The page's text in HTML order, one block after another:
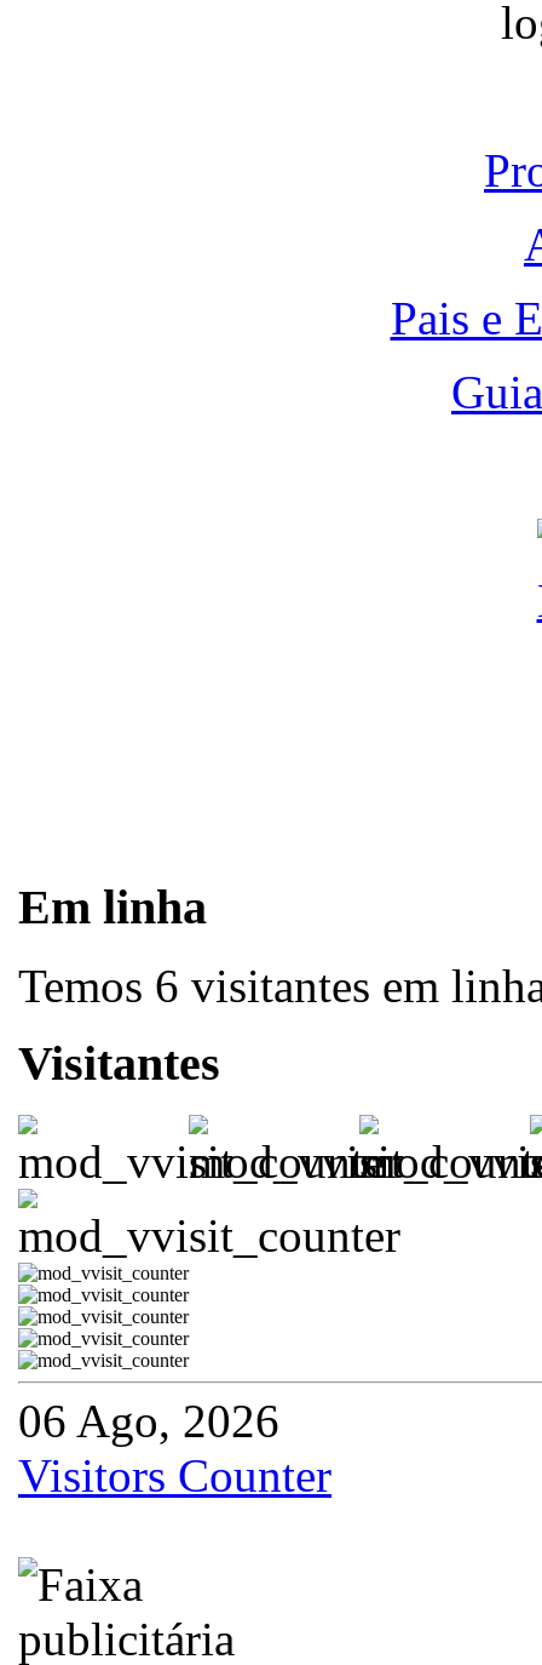
Pais e
Em linha
Temos 6 visitantes em
Visitantes
06 Ago, 2026
Visitors Counter